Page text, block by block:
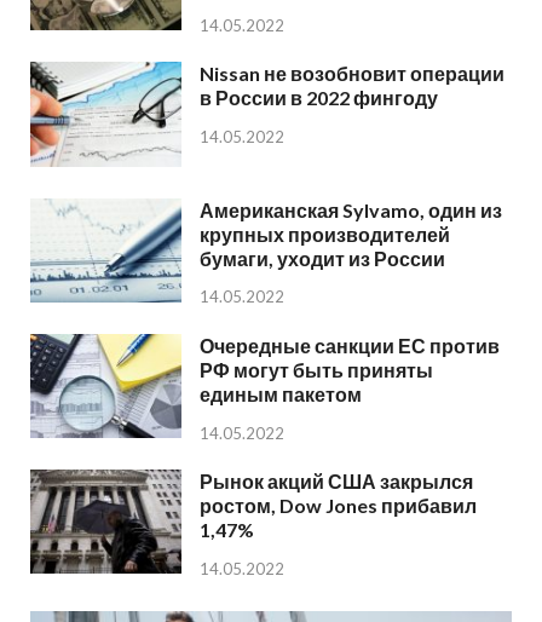
14.05.2022
Nissan не возобновит операции
в России в 2022 фингоду
14.05.2022
Американская Sylvamo, один из
крупных производителей
бумаги, уходит из России
14.05.2022
Очередные санкции ЕС против
РФ могут быть приняты
единым пакетом
14.05.2022
Рынок акций США закрылся
ростом, Dow Jones прибавил
1,47%
14.05.2022